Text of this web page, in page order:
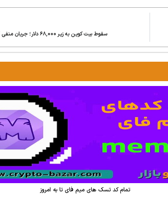
سقوط بیت کوین به زیر ۶۸,۰۰۰ دلار؛ جریان منفی ETFها پس از ۱۹ روز متوالی ورود سرمایه
تمام کد تسک های میم فای تا به امروز